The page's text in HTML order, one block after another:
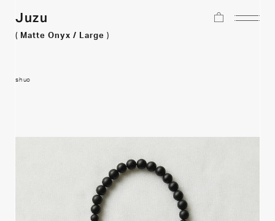
Juzu
( Matte Onyx / Large )
shuo